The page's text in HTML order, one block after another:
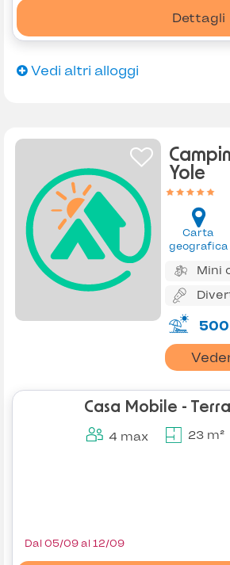
Dettagli
Vedi altri alloggi
Yole
Carta
geografica
Mini
500
Casa Mobile -
4 max 23 m²
Dal 05/09 al 12/09